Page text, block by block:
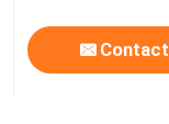
Contact